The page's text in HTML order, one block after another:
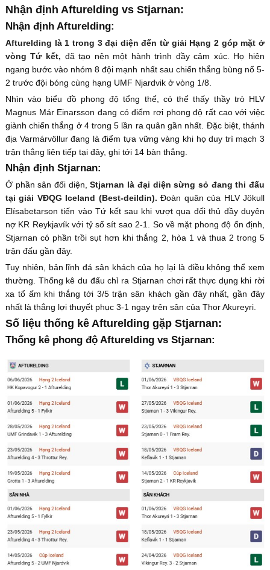
Nhận định Afturelding vs Stjarnan:
Nhận định Afturelding:
Afturelding là 1 trong 3 đại diện đến từ giải Hạng 2 góp mặt ở
vòng Tứ kết, đã tạo nên một hành trình đầy cảm xúc. Họ hiên
ngang bước vào nhóm 8 đội mạnh nhất sau chiến thắng bùng nổ 5-
2 trước đội bóng cùng hạng UMF Njardvik ở vòng 1/8.
Nhìn vào biểu đồ phong độ tổng thể, có thể thấy thầy trò HLV
Magnus Már Einarsson đang có điểm rơi phong độ rất cao với việc
giành chiến thắng ở 4 trong 5 lần ra quân gần nhất. Đặc biệt, thánh
địa Varmárvöllur đang là điểm tựa vững vàng khi họ duy trì mạch 3
trận thắng liên tiếp tại đây, ghi tới 14 bàn thắng.
Nhận định Stjarnan:
Ở phần sân đối diện,Stjarnan là đại diện sừng sỏ đang thi đấu
tại giải VĐQG Iceland (Best-deildin).Đoàn quân của HLV Jökull
Elísabetarson tiến vào Tứ kết sau khi vượt qua đối thủ đầy duyên
nợ KR Reykjavík với tỷ số sít sao 2-1. So về mặt phong độ ổn định,
Stjarnan có phần trồi sụt hơn khi thắng 2, hòa 1 và thua 2 trong 5
trận đấu gần đây.
Tuy nhiên, bản lĩnh đá sân khách của họ lại là điều không thể xem
thường. Thống kê du đấu chỉ ra Stjarnan chơi rất thực dụng khi rời
xa tổ ấm khi thắng tới 3/5 trận sân khách gần đây nhất, gần đây
nhất là thắng lợi thuyết phục 3-1 ngay trên sân của Thor Akureyri.
Số liệu thống kê Afturelding gặp Stjarnan:
Thống kê phong độ Afturelding vs Stjarnan: